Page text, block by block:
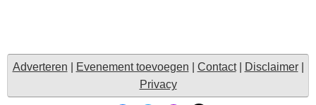
Adverteren Evenement toevoegen Contact| Disclaimer|
Privacy